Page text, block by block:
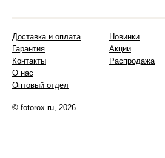
Доставка и оплата
Гарантия
Контакты
О нас
Оптовый отдел
Новинки
Акции
Распродажа
© fotorox.ru, 2026